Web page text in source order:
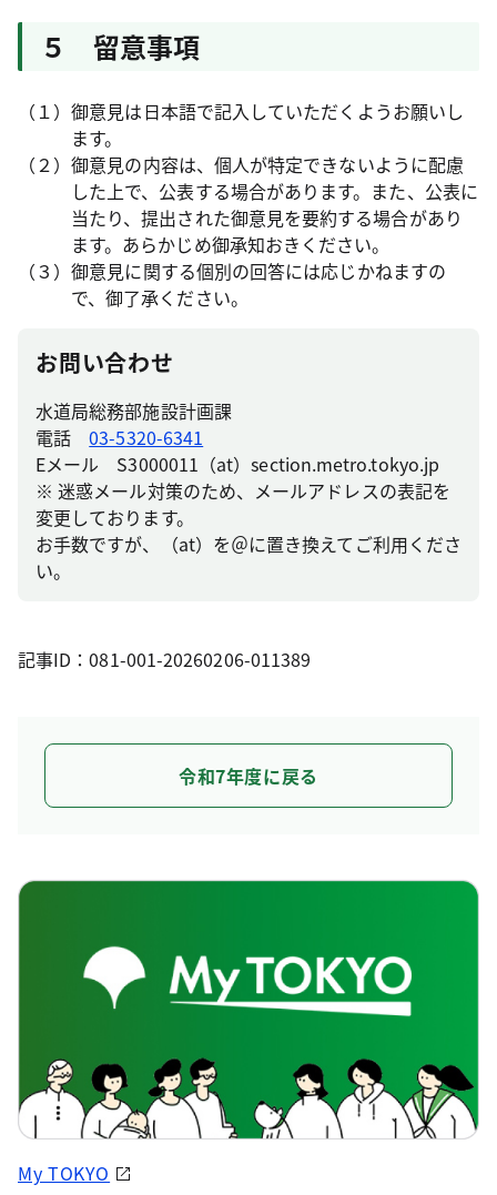
５ 留意事項
（１）御意見は日本語で記入していただくようお願いし
ます。
（２）御意見の内容は、個人が特定できないように配慮
した上で、公表する場合があります。また、公表に
当たり、提出された御意見を要約する場合があり
ます。あらかじめ御承知おきください。
（３）御意見に関する個別の回答には応じかねますの
で、御了承ください。
お問い合わせ
水道局総務部施設計画課
電話03-5320-6341
Eメール S3000011（at）section.metro.tokyo.jp
※ 迷惑メール対策のため、メールアドレスの表記を
変更しております。
お手数ですが、（at）を＠に置き換えてご利用くださ
い。
記事ID：081-001-20260206-011389
令和7年度に戻る
My TOKYO